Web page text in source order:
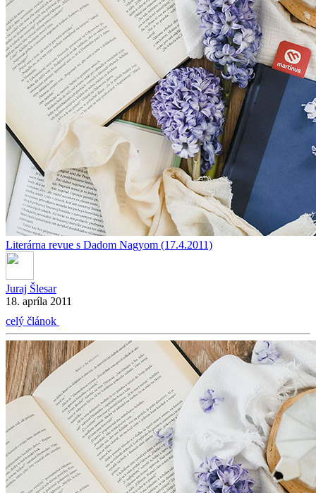
Literárna revue s Dadom Nagyom (17.4.2011)
Juraj Šlesar
18. apríla 2011
celý článok